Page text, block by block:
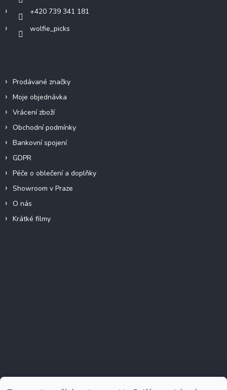
+420 739 341 181
wolfie_picks
Prodávané značky
Moje objednávka
Vrácení zboží
Obchodní podmínky
Bankovní spojení
GDPR
Péče o oblečení a doplňky
Showroom v Praze
O nás
Krátké filmy